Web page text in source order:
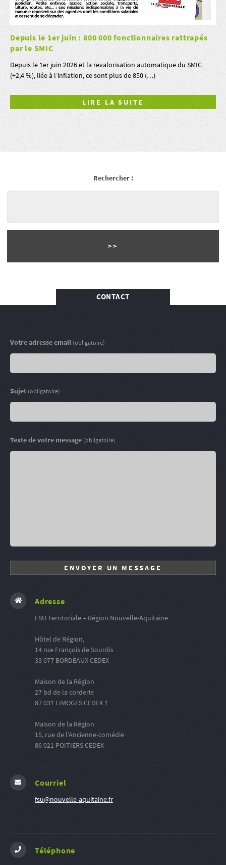
Depuis le 1er juin : 800 000 fonctionnaires rattrapés
par le SMIC
Depuis le 1er juin 2026 et la revalorisation automatique du SMIC
(+2,4 %), liée à l’inflation, ce sont plus de 850 (…)
LIRE LA SUITE
Rechercher :
CONTACT
Votre adresse email (obligatoire)
Sujet (obligatoire)
Texte de votre message (obligatoire)
Adresse
FSU Territoriale – Région Nouvelle-Aquitaine
Hôtel de Région,
14 rue François de Sourdis
33 077 BORDEAUX CEDEX
Maison de la Région
27 bd de la corderie
87 031 LIMOGES CEDEX 1
Maison de la Région
15, rue de l’Ancienne-comédie
86 021 POITIERS CEDEX
Courriel
fsu@nouvelle-aquitaine.fr
Téléphone